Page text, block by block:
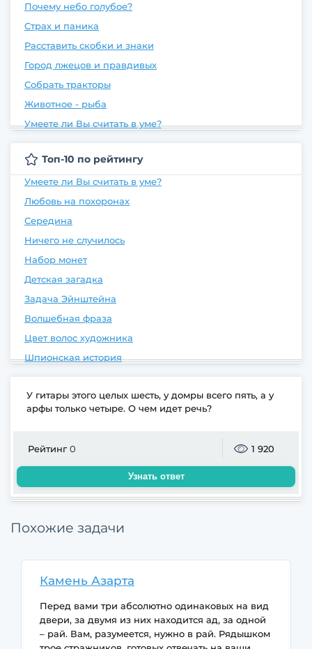
Почему небо голубое?
Страх и паника
Расставить скобки и знаки
Город лжецов и правдивых
Собрать тракторы
Животное - рыба
Умеете ли Вы считать в уме?
Топ-10 по рейтингу
Умеете ли Вы считать в уме?
Любовь на похоронах
Середина
Ничего не случилось
Набор монет
Детская загадка
Задача Эйнштейна
Волшебная фраза
Цвет волос художника
Шпионская история
У гитары этого целых шесть, у домры всего пять, а у
арфы только четыре. О чем идет речь?
Рейтинг0 1 920
Узнать ответ
Похожие задачи
Камень Азарта
Перед вами три абсолютно одинаковых на вид
двери, за двумя из них находится ад, за одной
– рай. Вам, разумеется, нужно в рай. Рядышком